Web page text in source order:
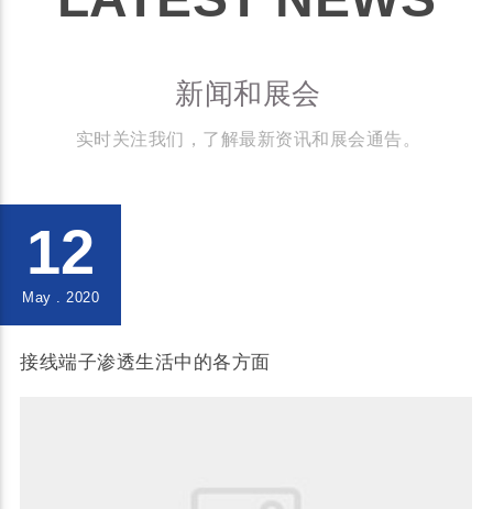
新闻和展会
实时关注我们，了解最新资讯和展会通告。
12
May . 2020
接线端子渗透生活中的各方面